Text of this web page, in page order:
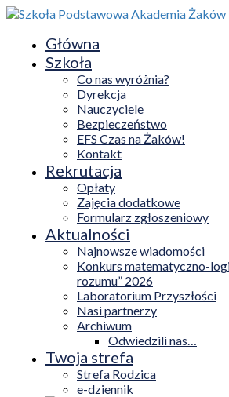
Główna
Szkoła
Co nas wyróżnia?
Dyrekcja
Nauczyciele
Bezpieczeństwo
EFS Czas na Żaków!
Kontakt
Rekrutacja
Opłaty
Zajęcia dodatkowe
Formularz zgłoszeniowy
Aktualności
Najnowsze wiadomości
Konkurs matematyczno-
rozumu” 2026
Laboratorium Przyszłości
Nasi partnerzy
Archiwum
Odwiedzili nas…
Twoja strefa
Strefa Rodzica
e-dziennik